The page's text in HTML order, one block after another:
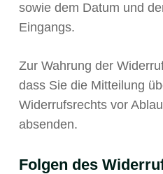
sowie dem Datum und
Eingangs.
Zur Wahrung der
dass Sie die Mitteilung
Widerrufsrechts vor
absenden.
Folgen des